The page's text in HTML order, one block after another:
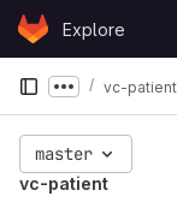
Skip to content
GitLabExplore
Show more
vc-patient
master
vc-patient